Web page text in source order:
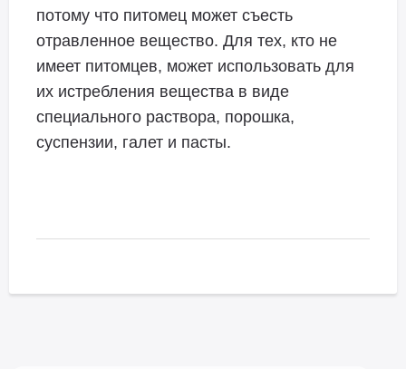
потому что питомец может съесть
отравленное вещество. Для тех, кто не
имеет питомцев, может использовать для
их истребления вещества в виде
специального раствора, порошка,
суспензии, галет и пасты.